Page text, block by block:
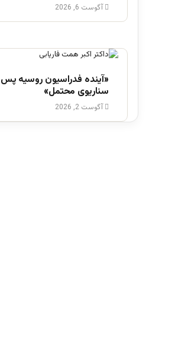
آگوست 6, 2026
«آینده فدراسیون روسیه پس
سناریوی محتمل»
آگوست 2, 2026